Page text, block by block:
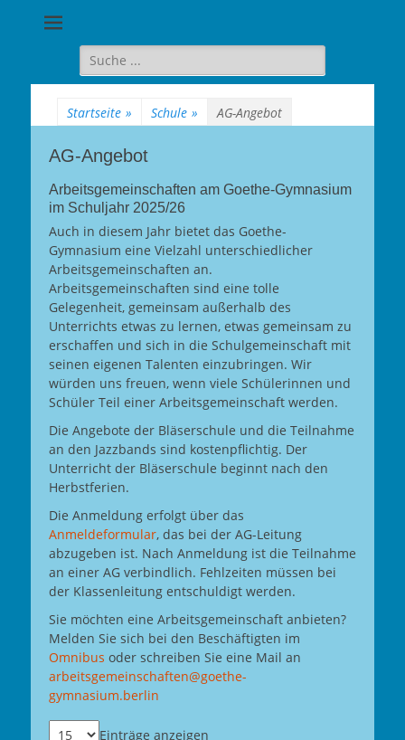
Berlin-
Wilmersdorf
Suche
für:
Startseite » Schule » AG-Angebot
AG-Angebot
Arbeitsgemeinschaften am Goethe-Gymnasium
im Schuljahr 2025/26
Auch in diesem Jahr bietet das Goethe-
Gymnasium eine Vielzahl unterschiedlicher
Arbeitsgemeinschaften an.
Arbeitsgemeinschaften sind eine tolle
Gelegenheit, gemeinsam außerhalb des
Unterrichts etwas zu lernen, etwas gemeinsam zu
erschaffen und sich in die Schulgemeinschaft mit
seinen eigenen Talenten einzubringen. Wir
würden uns freuen, wenn viele Schülerinnen und
Schüler Teil einer Arbeitsgemeinschaft werden.
Die Angebote der Bläserschule und die Teilnahme
an den Jazzbands sind kostenpflichtig. Der
Unterricht der Bläserschule beginnt nach den
Herbstferien.
Die Anmeldung erfolgt über das
Anmeldeformular, das bei der AG-Leitung
abzugeben ist. Nach Anmeldung ist die Teilnahme
an einer AG verbindlich. Fehlzeiten müssen bei
der Klassenleitung entschuldigt werden.
Sie möchten eine Arbeitsgemeinschaft anbieten?
Melden Sie sich bei den Beschäftigten im
Omnibus oder schreiben Sie eine Mail an
arbeitsgemeinschaften@goethe-
gymnasium.berlin
Einträge anzeigen